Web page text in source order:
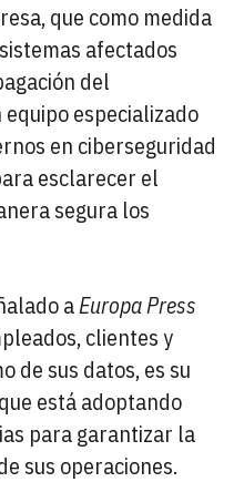
que como medida
afectados
del
especializado
en ciberseguridad
esclarecer el
segura los
aEuropa Press
clientes y
de sus datos, es su
está adoptando
para garantizar la
sus operaciones.